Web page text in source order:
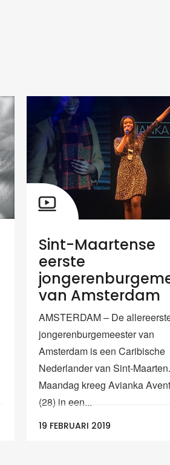
Sint-Maartense
eerste
van Amsterdam
AMSTERDAM – De
jongerenburgemeester van
Amsterdam is een Caribische
Nederlander van Sint-Maarten.
Maandag kreeg Avianka
(28) in een...
19 FEBRUARI 2019